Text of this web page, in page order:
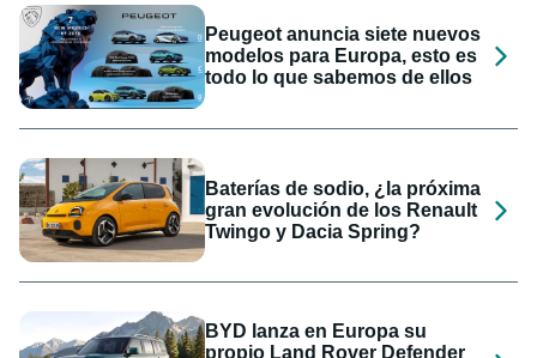
Peugeot anuncia siete nuevos
modelos para Europa, esto es
todo lo que sabemos de ellos
Baterías de sodio, ¿la próxima
gran evolución de los Renault
Twingo y Dacia Spring?
BYD lanza en Europa su
propio Land Rover Defender